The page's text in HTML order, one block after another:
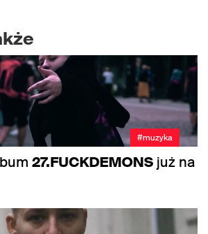
#muzyka
27.FUCKDEMONS już na